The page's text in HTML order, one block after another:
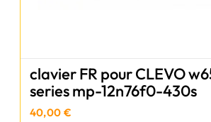
clavier FR pour CLEVO
series mp-12n76f0-430s
40,00 €